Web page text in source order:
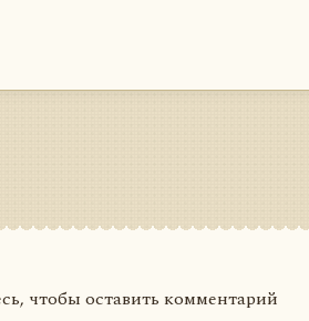
чтобы оставить комментарий